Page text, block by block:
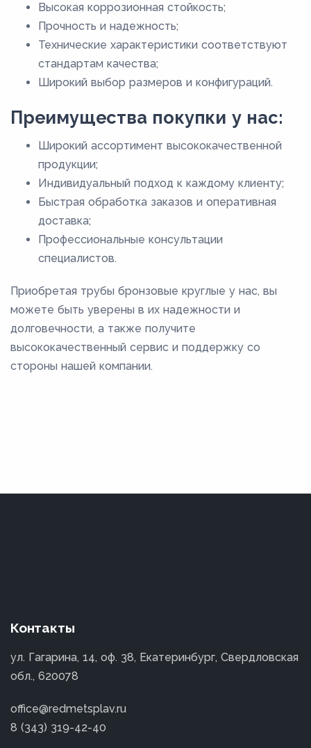
Высокая коррозионная стойкость;
Прочность и надежность;
Технические характеристики соответствуют
стандартам качества;
Широкий выбор размеров и конфигураций.
Преимущества покупки у нас:
Широкий ассортимент высококачественной
продукции;
Индивидуальный подход к каждому клиенту;
Быстрая обработка заказов и оперативная
доставка;
Профессиональные консультации
специалистов.
Приобретая трубы бронзовые круглые у нас, вы
можете быть уверены в их надежности и
долговечности, а также получите
высококачественный сервис и поддержку со
стороны нашей компании.
Контакты
ул. Гагарина, 14, оф. 38, Екатеринбург, Свердловская
обл., 620078
office@redmetsplav.ru
8 (343) 319-42-40